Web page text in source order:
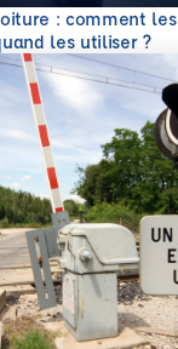
: comment les
les utiliser ?